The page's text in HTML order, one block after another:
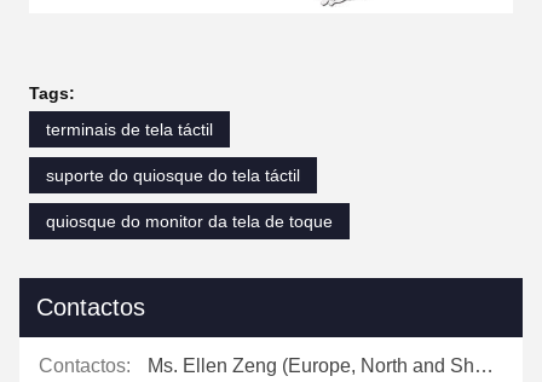
Tags:
terminais de tela táctil
suporte do quiosque do tela táctil
quiosque do monitor da tela de toque
Contactos
Contactos: Ms. Ellen Zeng (Europe, North and Shouth America)